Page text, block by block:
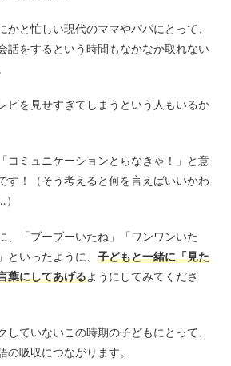
かと忙しい現代のママやパパにとって、
話をするという時間もなかなか取れない
ビを見せすぎてしまうという人もいるか
コミュニケーションとらなきゃ！」と意
す！（そう考えると何を言えばいいかわ
、「ブーブーいたね」「ワンワンいた
といったように、 子どもと一緒に「見た
葉にしてあげるようにしてみてくださ
していないこの時期の子どもにとって、
の吸収につながります。